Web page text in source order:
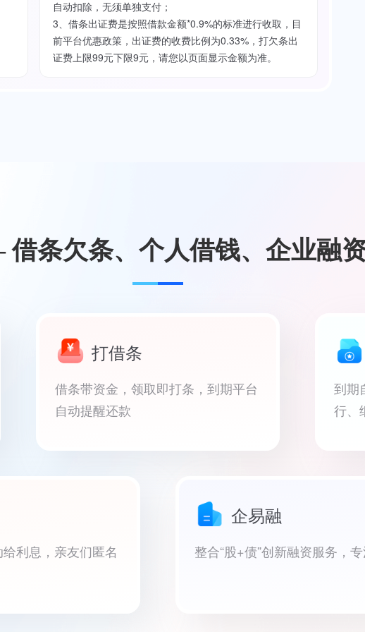
自动扣除，无须单独支付；
3、借条出证费是按照借款金额*0.9%的标准进行收取，目
前平台优惠政策，出证费的收费比例为0.33%，打欠条出
证费上限99元下限9元，请您以页面显示金额为准。
条欠条、个人借钱、企业融
打借条
借条带资金，领取即打条，到期平台
自动提醒还款
到期
行、
利息，亲友们匿名
企易融
整合“股+债”创新融资服务，